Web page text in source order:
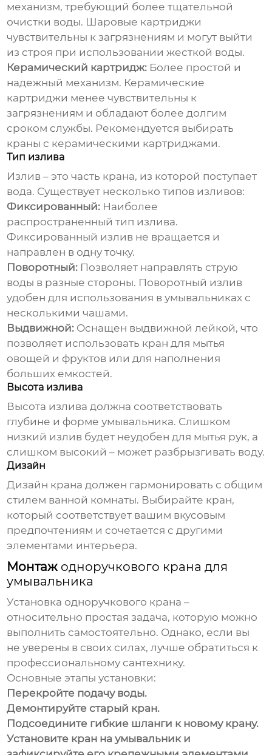
механизм, требующий более тщательной
очистки воды. Шаровые картриджи
чувствительны к загрязнениям и могут выйти
из строя при использовании жесткой воды.
Керамический картридж: Более простой и
надежный механизм. Керамические
картриджи менее чувствительны к
загрязнениям и обладают более долгим
сроком службы. Рекомендуется выбирать
краны с керамическими картриджами.
Тип излива
Излив – это часть крана, из которой поступает
вода. Существует несколько типов изливов:
Фиксированный: Наиболее
распространенный тип излива.
Фиксированный излив не вращается и
направлен в одну точку.
Поворотный: Позволяет направлять струю
воды в разные стороны. Поворотный излив
удобен для использования в умывальниках с
несколькими чашами.
Выдвижной: Оснащен выдвижной лейкой, что
позволяет использовать кран для мытья
овощей и фруктов или для наполнения
больших емкостей.
Высота излива
Высота излива должна соответствовать
глубине и форме умывальника. Слишком
низкий излив будет неудобен для мытья рук, а
слишком высокий – может разбрызгивать воду.
Дизайн
Дизайн крана должен гармонировать с общим
стилем ванной комнаты. Выбирайте кран,
который соответствует вашим вкусовым
предпочтениям и сочетается с другими
элементами интерьера.
Монтаж одноручкового крана для
умывальника
Установка одноручкового крана –
относительно простая задача, которую можно
выполнить самостоятельно. Однако, если вы
не уверены в своих силах, лучше обратиться к
профессиональному сантехнику.
Основные этапы установки:
Перекройте подачу воды.
Демонтируйте старый кран.
Подсоедините гибкие шланги к новому крану.
Установите кран на умывальник и